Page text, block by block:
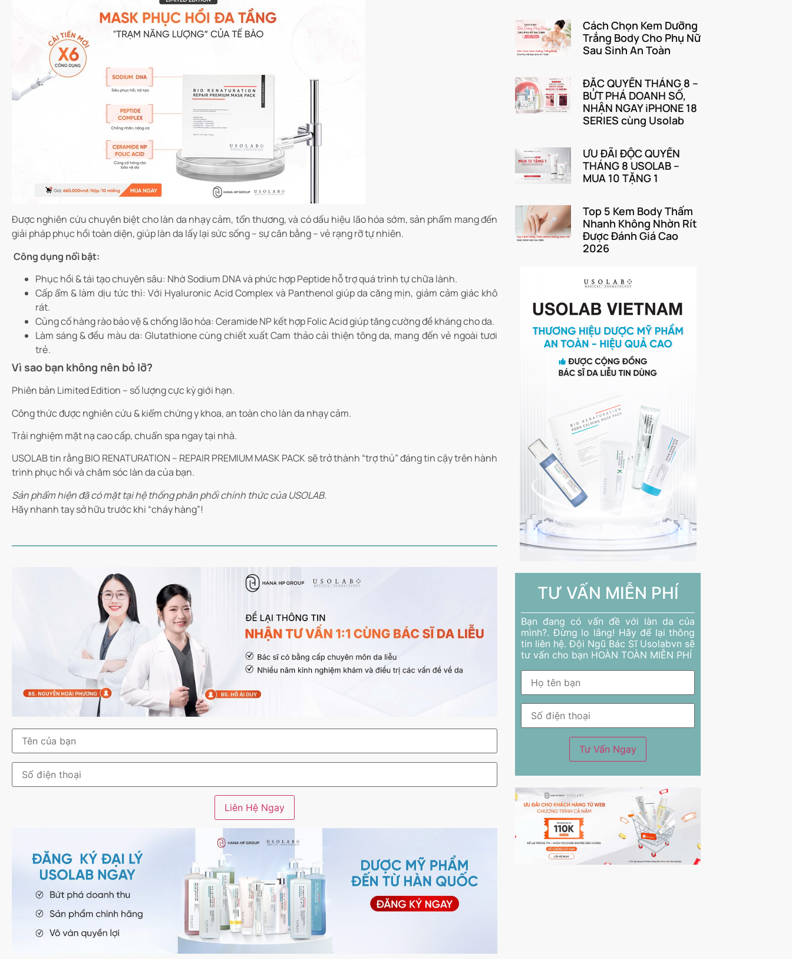
Được nghiên cứu chuyên biệt cho làn da nhạy cảm, tổn thương, và có dấu hiệu lão hóa sớm, sản phẩm mang đến
giải pháp phục hồi toàn diện, giúp làn da lấy lại sức sống – sự cân bằng – vẻ rạng rỡ tự nhiên.
Công dụng nổi bật:
Phục hồi & tái tạo chuyên sâu: Nhờ Sodium DNA và phức hợp Peptide hỗ trợ quá trình tự chữa lành.
Cấp ẩm & làm dịu tức thì: Với Hyaluronic Acid Complex và Panthenol giúp da căng mịn, giảm cảm giác khô
rát.
Củng cố hàng rào bảo vệ & chống lão hóa: Ceramide NP kết hợp Folic Acid giúp tăng cường đề kháng cho da.
Làm sáng & đều màu da: Glutathione cùng chiết xuất Cam thảo cải thiện tông da, mang đến vẻ ngoài tươi
trẻ.
Vì sao bạn không nên bỏ lỡ?
Phiên bản Limited Edition – số lượng cực kỳ giới hạn.
Công thức được nghiên cứu & kiểm chứng y khoa, an toàn cho làn da nhạy cảm.
Trải nghiệm mặt nạ cao cấp, chuẩn spa ngay tại nhà.
USOLAB tin rằng BIO RENATURATION – REPAIR PREMIUM MASK PACK sẽ trở thành “trợ thủ” đáng tin cậy trên hành
trình phục hồi và chăm sóc làn da của bạn.
Sản phẩm hiện đã có mặt tại hệ thống phân phối chính thức của USOLAB.
Hãy nhanh tay sở hữu trước khi “cháy hàng”!
Cách Chọn Kem Dưỡng
Trắng Body Cho Phụ Nữ
Sau Sinh An Toàn
ĐẶC QUYỀN THÁNG 8 –
BỨT PHÁ DOANH SỐ,
NHẬN NGAY iPHONE 18
SERIES cùng Usolab
ƯU ĐÃI ĐỘC QUYỀN
THÁNG 8 USOLAB –
MUA 10 TẶNG 1
Top 5 Kem Body Thấm
Nhanh Không Nhờn Rít
Được Đánh Giá Cao
2026
TƯ VẤN MIỄN PHÍ
Bạn đang có vấn đề với làn da của
mình?. Đừng lo lắng! Hãy để lại thông
tin liên hệ. Đội Ngũ Bác Sĩ Usolabvn sẽ
tư vấn cho bạn HOÀN TOÀN MIỄN PHÍ